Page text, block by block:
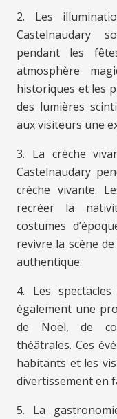
2. Les
Castelnaudary
pendant les
atmosphère
historiques et les
des lumières
aux visiteurs une
3. La crèche
Castelnaudary
crèche vivante.
recréer la
costumes
revivre la scène
authentique.
4. Les
également une
de Noël, de
théâtrales. Ces
habitants et les
divertissement en
5. La